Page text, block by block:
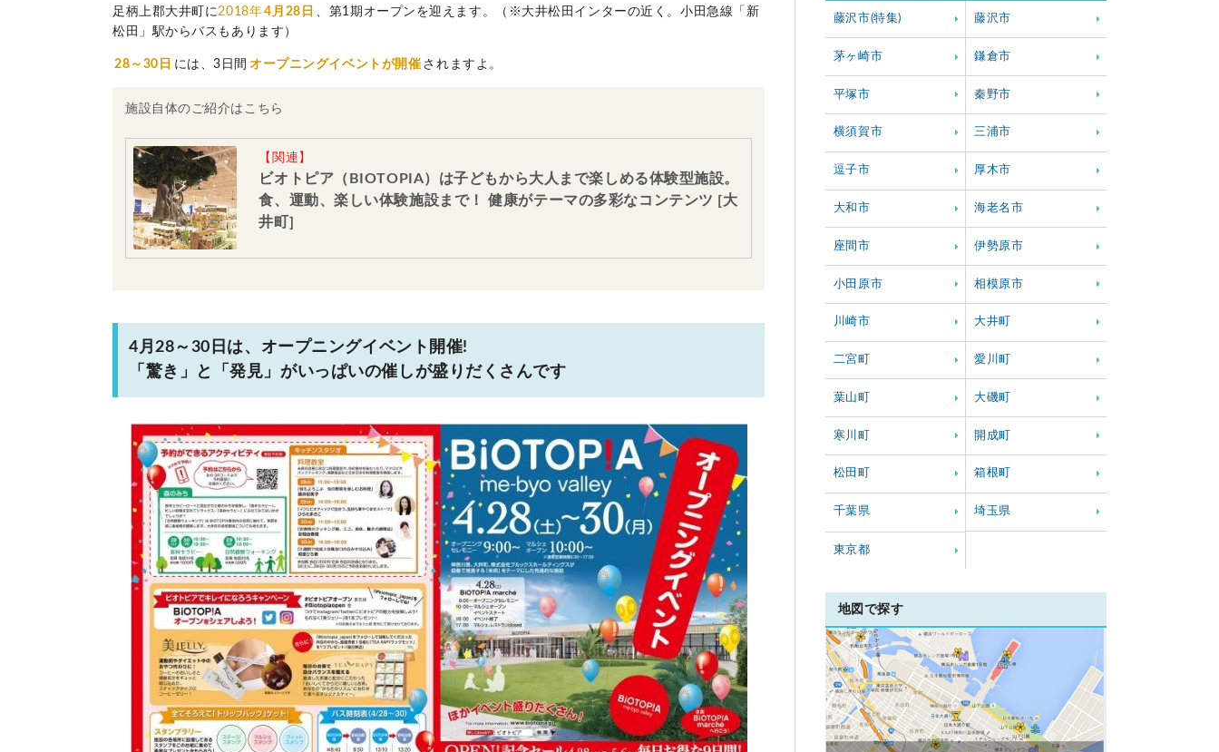
足柄上郡大井町に 2018年4月28日
、第1期オープンを迎えます。（※大井松田インターの近く。小田急線「新
松田」駅からバスもあります）
28～30日 には、3日間 オープニングイベントが開催 されますよ。
施設自体のご紹介はこちら
【関連】
ビオトピア（BIOTOPIA）は子どもから大人まで楽しめる体験型施設。
食、運動、楽しい体験施設まで！ 健康がテーマの多彩なコンテンツ [大
井町]
4月28～30日は、オープニングイベント開催!
「驚き」と「発見」がいっぱいの催しが盛りだくさんです
藤沢市(特集) 藤沢市
茅ヶ崎市 鎌倉市
平塚市 秦野市
横須賀市 三浦市
逗子市 厚木市
大和市 海老名市
座間市 伊勢原市
小田原市 相模原市
川崎市 大井町
二宮町 愛川町
葉山町 大磯町
寒川町 開成町
松田町 箱根町
千葉県 埼玉県
東京都
地図で探す